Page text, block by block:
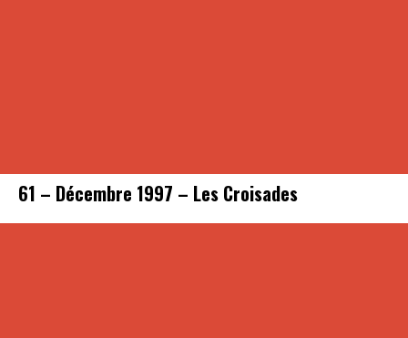
61 – Décembre 1997 – Les Croisades